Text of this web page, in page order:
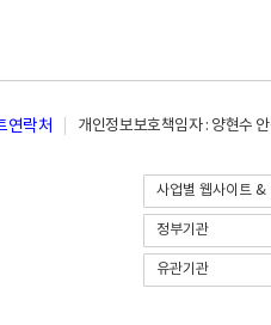
연락처 개인정보보호책임자 : 양현수